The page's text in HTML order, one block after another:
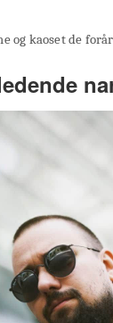
og kaoset de